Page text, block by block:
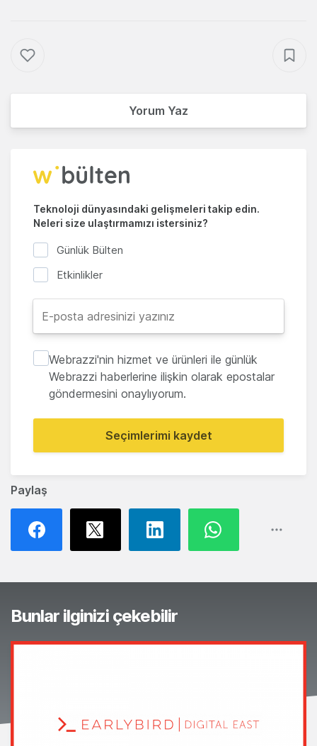
Paylaş
Yorum Yaz
Teknoloji dünyasındaki gelişmeleri takip edin.
Neleri size ulaştırmamızı istersiniz?
Günlük Bülten
Etkinlikler
Webrazzi'nin hizmet ve ürünleri ile günlük
Webrazzi haberlerine ilişkin olarak epostalar
göndermesini onaylıyorum.
Seçimlerimi kaydet
Bunlar ilginizi çekebilir